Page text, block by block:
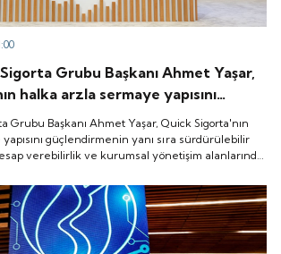
Grubu Başkanı Ahmet Yaşar,
halka arzla sermaye yapısını
sıra sürdürülebilir büyüme,
verebilirlik ve kurumsal yönetişim
bir döneme girdiğini belirtti.
Grubu Başkanı Ahmet Yaşar, Quick Sigorta'nın
güçlendirmenin yanı sıra sürdürülebilir
verebilirlik ve kurumsal yönetişim alanlarında